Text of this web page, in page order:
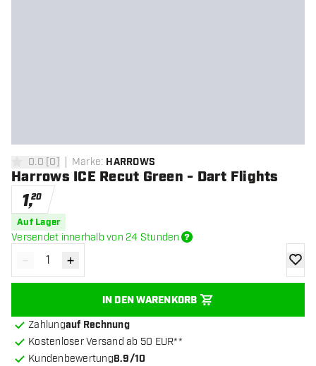
0 Bewertungssterne
0.0 [0] Marke: HARROWS
Harrows ICE Recut Green - Dart Flights
1,20
Auf Lager
Versendet innerhalb von 24 Stunden
Menge verringern
- Menge erhöhen
+
IN DEN WARENKORB
Zur
Zahlungauf Rechnung
Kostenloser Versand ab 50 EUR**
Kundenbewertung8.9/10